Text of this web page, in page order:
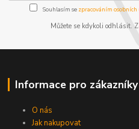
Souhlasím se zpracováním osobních
Můžete se kdykoli odhlásit.
Informace pro zákazníky
O nás
Jak nakupovat